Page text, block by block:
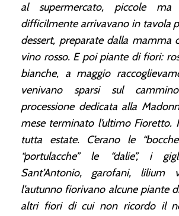
al supermercato, piccole ma
difficilmente arrivavano in tavola
dessert, preparate dalla mamma
vino rosso. E poi piante di fiori:
bianche, a maggio
venivano sparsi sul
processione dedicata alla
mese terminato l’ultimo Fioretto.
tutta estate. C’erano le
“portulacche” le “dalie”, i
Sant’Antonio, garofani, lilium
l’autunno fiorivano alcune piante
altri fiori di cui non ricordo il